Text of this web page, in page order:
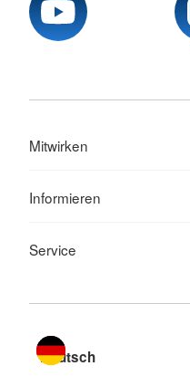
Mitwirken
Informieren
Service
Sprache wechseln zu